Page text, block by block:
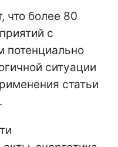
что более 80
с
потенциально
ситуации
статьи